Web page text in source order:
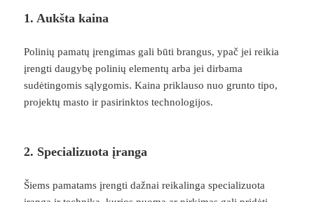
1. Aukšta kaina
Polinių pamatų įrengimas gali būti brangus, ypač jei reikia
įrengti daugybę polinių elementų arba jei dirbama
sudėtingomis sąlygomis. Kaina priklauso nuo grunto tipo,
projektų masto ir pasirinktos technologijos.
2. Specializuota įranga
Šiems pamatams įrengti dažnai reikalinga specializuota